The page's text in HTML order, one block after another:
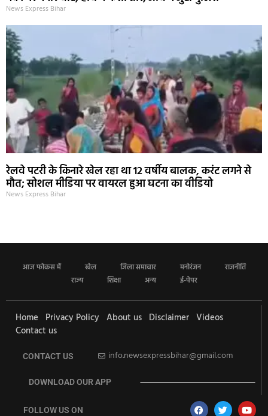
News Express Bihar
रेलवे पटरी के किनारे खेल रहा था 12 वर्षीय बालक, करंट लगने से
मौत; सोशल मीडिया पर वायरल हुआ घटना का वीडियो
News Express Bihar
आज फोकस में खेल जिला समाचार मनोरंजन
राजनीति
राज्य
शिक्षा अन्य ई-पेपर
Home Privacy Policy About us Disclaimer Videos
Contact us
CONTACT US info.newsexpressbihar@gmail.com
DOWNLOAD OUR APP
FOLLOW US ON